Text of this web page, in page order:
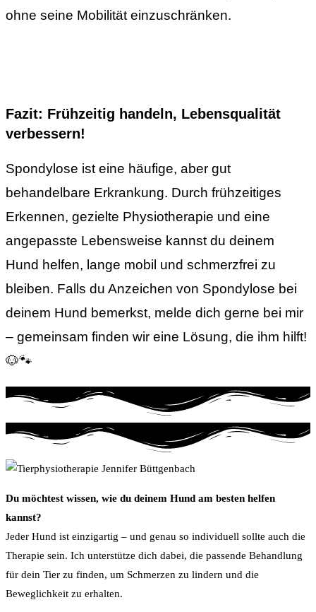
ohne seine Mobilität einzuschränken.
Fazit: Frühzeitig handeln, Lebensqualität
verbessern!
Spondylose ist eine häufige, aber gut
behandelbare Erkrankung. Durch frühzeitiges
Erkennen, gezielte Physiotherapie und eine
angepasste Lebensweise kannst du deinem
Hund helfen, lange mobil und schmerzfrei zu
bleiben. Falls du Anzeichen von Spondylose bei
deinem Hund bemerkst, melde dich gerne bei mir
– gemeinsam finden wir eine Lösung, die ihm hilft!
🐶🐾
Du möchtest wissen, wie du deinem Hund am besten helfen
kannst?
Jeder Hund ist einzigartig – und genau so individuell sollte auch die
Therapie sein. Ich unterstütze dich dabei, die passende Behandlung
für dein Tier zu finden, um Schmerzen zu lindern und die
Beweglichkeit zu erhalten.